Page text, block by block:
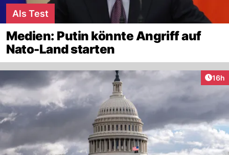
Als Test
Medien: Putin könnte Angriff auf
Nato-Land starten
16h